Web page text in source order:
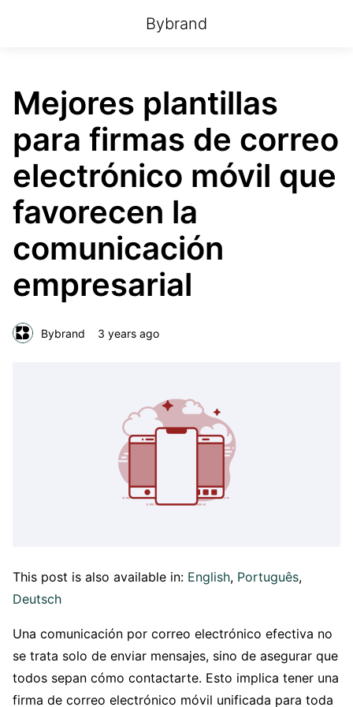
Bybrand
Mejores plantillas
para firmas de correo
electrónico móvil que
favorecen la
comunicación
empresarial
Bybrand 3 years ago
This post is also available in: English Português
Deutsch
Una comunicación por correo electrónico efectiva no
se trata solo de enviar mensajes, sino de asegurar que
todos sepan cómo contactarte. Esto implica tener una
firma de correo electrónico móvil unificada para toda